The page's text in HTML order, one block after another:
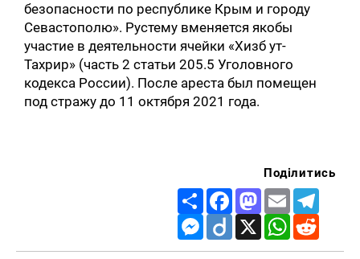
безопасности по республике Крым и городу
Севастополю». Рустему вменяется якобы
участие в деятельности ячейки «Хизб ут-
Тахрир» (часть 2 статьи 205.5 Уголовного
кодекса России). После ареста был помещен
под стражу до 11 октября 2021 года.
Поділитись
Share FacebookMastodon
Email
Messenger
Diigo X WhatsApp